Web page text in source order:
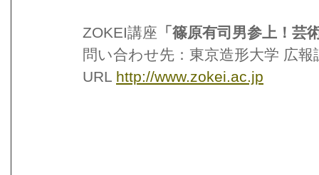
ZOKEI講座 「篠原有司男参上！
問い合わせ先：東京造形大学 広
URL http://www.zokei.ac.jp